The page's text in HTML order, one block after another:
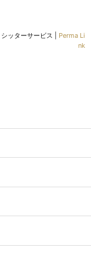
ッターサービス
Perma Li
nk